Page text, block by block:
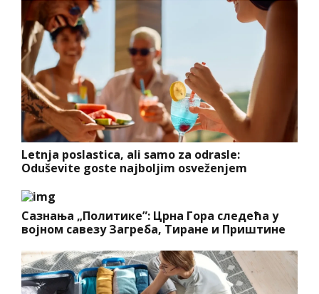
Letnja poslastica, ali samo za odrasle:
Oduševite goste najboljim osveženjem
Сазнања „Политике”: Црна Гора следећа у
војном савезу Загреба, Тиране и Приштине